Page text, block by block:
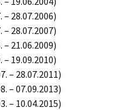
– 28.07.2006)
– 28.07.2007)
– 21.06.2009)
– 19.09.2010)
– 28.07.2011)
– 07.09.2013)
– 10.04.2015)